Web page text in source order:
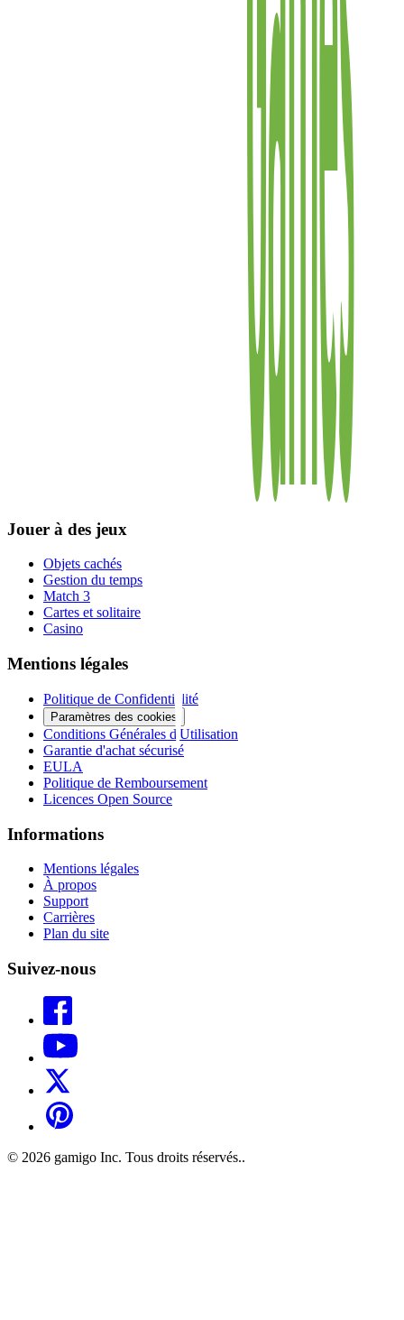
Jouer à des jeux
Objets cachés
Gestion du temps
Match 3
Cartes et solitaire
Casino
Mentions légales
Politique de Confidentialité
Paramètres des cookies
Conditions Générales d'Utilisation
Garantie d'achat sécurisé
EULA
Politique de Remboursement
Licences Open Source
Informations
Mentions légales
À propos
Support
Carrières
Plan du site
Suivez-nous
© 2026 gamigo Inc. Tous droits réservés..